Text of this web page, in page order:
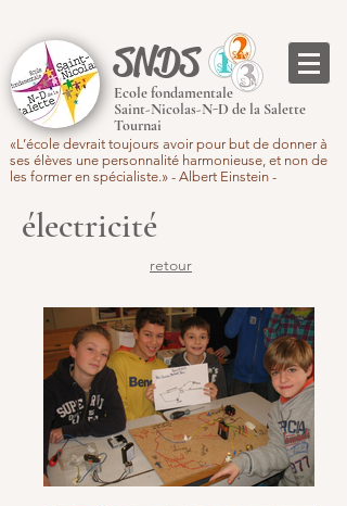
SNDS
Ecole fondamentale
Saint-Nicolas-N-D de la Salette
Tournai
«L’école devrait toujours avoir pour but de donner à
ses élèves une personnalité harmonieuse, et non de
les former en spécialiste.» - Albert Einstein -
électricité
retour